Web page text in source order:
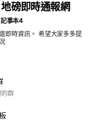
磅即時通報網
記事本4
的群